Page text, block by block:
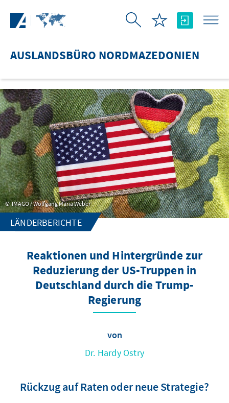
AUSLANDSBÜRO NORDMAZEDONIEN
IMAGO / Wolfgang Maria Weber
LÄNDERBERICHTE
Reaktionen und Hintergründe zur
Reduzierung der US-Truppen in
Deutschland durch die Trump-
Regierung
von
Dr. Hardy Ostry
Rückzug auf Raten oder neue Strategie?